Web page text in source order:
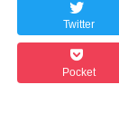
Twitter
Pocket